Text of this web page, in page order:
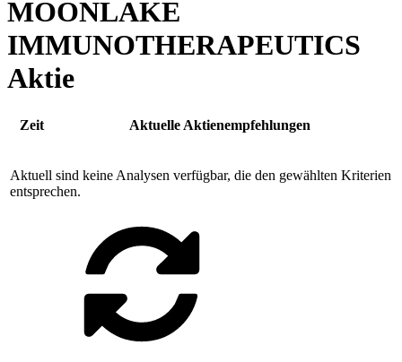
MOONLAKE
IMMUNOTHERAPEUTICS
Aktie
Zeit Aktuelle Aktienempfehlungen
Aktuell sind keine Analysen verfügbar, die den gewählten Kriterien
entsprechen.